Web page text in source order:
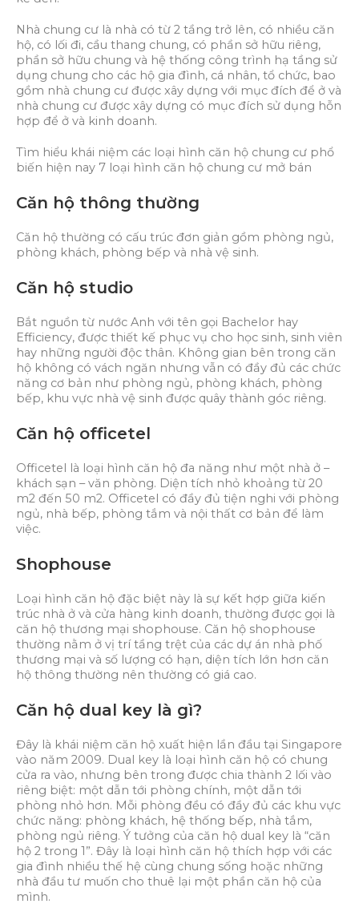
Nhà chung cư là nhà có từ 2 tầng trở lên, có nhiều căn
hộ, có lối đi, cầu thang chung, có phần sở hữu riêng,
phần sở hữu chung và hệ thống công trình hạ tầng sử
dụng chung cho các hộ gia đình, cá nhân, tổ chức, bao
gồm nhà chung cư được xây dựng với mục đích để ở và
nhà chung cư được xây dựng có mục đích sử dụng hỗn
hợp để ở và kinh doanh.
Tìm hiểu khái niệm các loại hình căn hộ chung cư phổ
biến hiện nay 7 loại hình căn hộ chung cư mở bán
Căn hộ thông thường
Căn hộ thường có cấu trúc đơn giản gồm phòng ngủ,
phòng khách, phòng bếp và nhà vệ sinh.
Căn hộ studio
Bắt nguồn từ nước Anh với tên gọi Bachelor hay
Efficiency, được thiết kế phục vụ cho học sinh, sinh viên
hay những người độc thân. Không gian bên trong căn
hộ không có vách ngăn nhưng vẫn có đầy đủ các chức
năng cơ bản như phòng ngủ, phòng khách, phòng
bếp, khu vực nhà vệ sinh được quây thành góc riêng.
Căn hộ officetel
Officetel là loại hình căn hộ đa năng như một nhà ở –
khách sạn – văn phòng. Diện tích nhỏ khoảng từ 20
m2 đến 50 m2. Officetel có đầy đủ tiện nghi với phòng
ngủ, nhà bếp, phòng tắm và nội thất cơ bản để làm
việc.
Shophouse
Loại hình căn hộ đặc biệt này là sự kết hợp giữa kiến
trúc nhà ở và cửa hàng kinh doanh, thường được gọi là
căn hộ thương mại shophouse. Căn hộ shophouse
thường nằm ở vị trí tầng trệt của các dự án nhà phố
thương mại và số lượng có hạn, diện tích lớn hơn căn
hộ thông thường nên thường có giá cao.
Căn hộ dual key là gì?
Đây là khái niệm căn hộ xuất hiện lần đầu tại Singapore
vào năm 2009. Dual key là loại hình căn hộ có chung
cửa ra vào, nhưng bên trong được chia thành 2 lối vào
riêng biệt: một dẫn tới phòng chính, một dẫn tới
phòng nhỏ hơn. Mỗi phòng đều có đầy đủ các khu vực
chức năng: phòng khách, hệ thống bếp, nhà tắm,
phòng ngủ riêng. Ý tưởng của căn hộ dual key là “căn
hộ 2 trong 1”. Đây là loại hình căn hộ thích hợp với các
gia đình nhiều thế hệ cùng chung sống hoặc những
nhà đầu tư muốn cho thuê lại một phần căn hộ của
mình.